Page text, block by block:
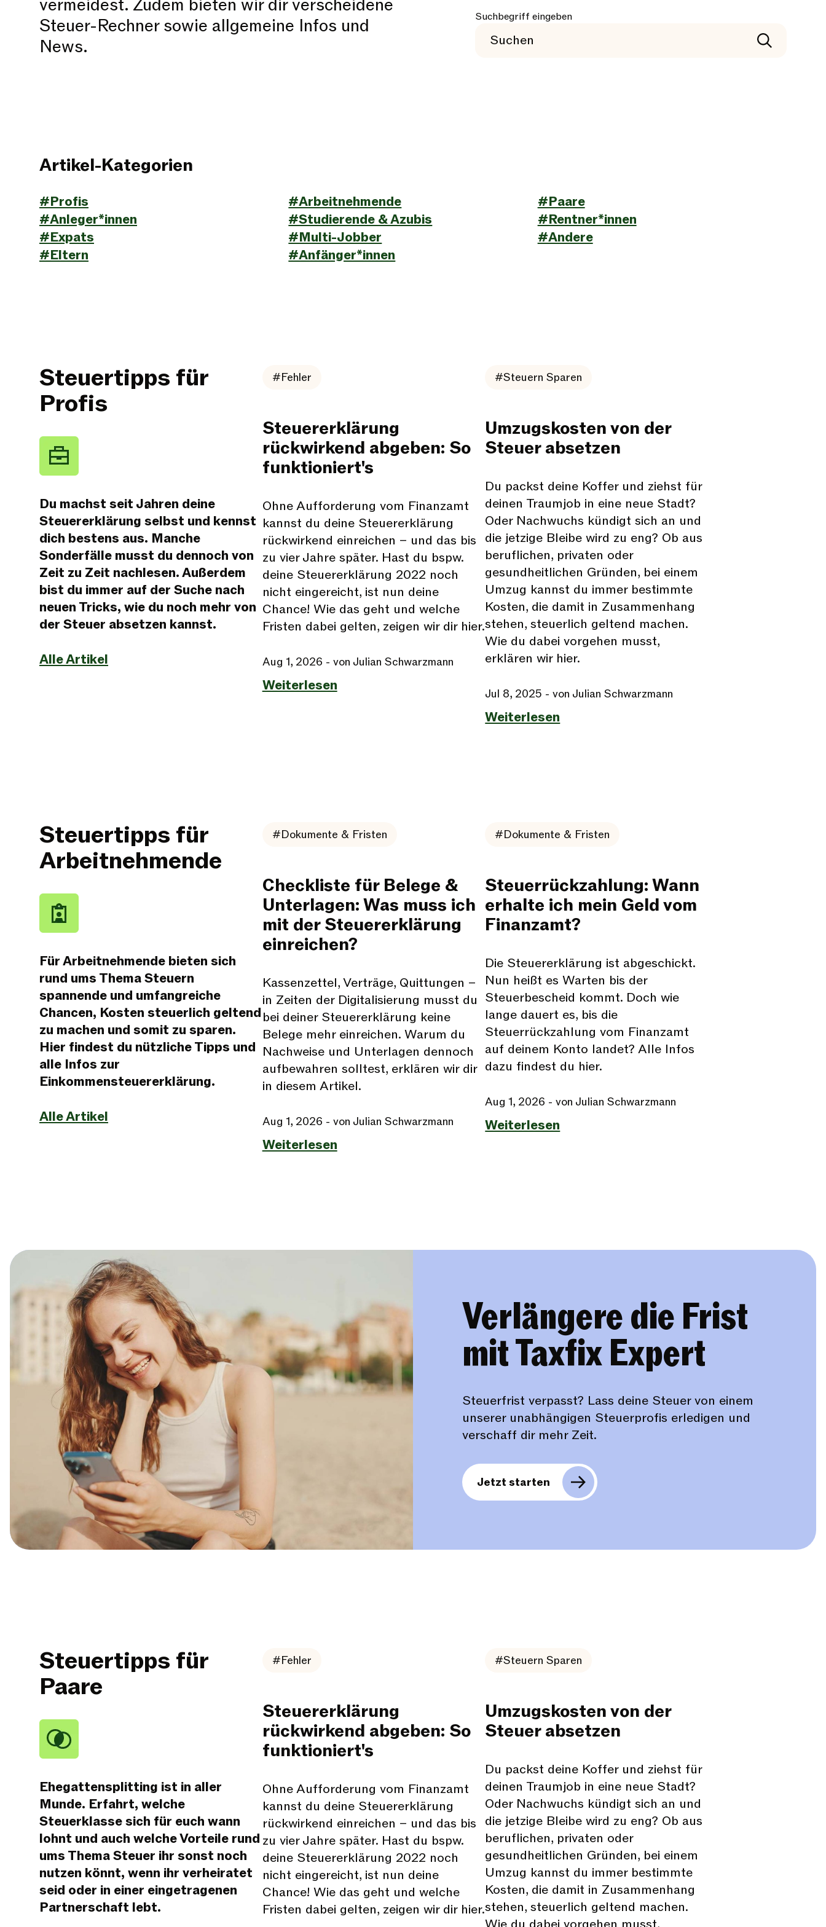
vermeidest. Zudem bieten wir dir verscheidene
Steuer-Rechner sowie allgemeine Infos und
News.
Suchbegriff eingeben
Artikel-Kategorien
#Profis #Arbeitnehmende
#Paare
#Anleger*innen
#Studierende & Azubis
#Rentner*innen
#Expats
#Multi-Jobber
#Andere
#Eltern
#Anfänger*innen
Steuertipps für
Profis
Du machst seit Jahren deine
Steuererklärung selbst und kennst
dich bestens aus. Manche
Sonderfälle musst du dennoch von
Zeit zu Zeit nachlesen. Außerdem
bist du immer auf der Suche nach
neuen Tricks, wie du noch mehr von
der Steuer absetzen kannst.
Alle Artikel
#Fehler
Steuererklärung
rückwirkend abgeben: So
funktioniert's
Ohne Aufforderung vom Finanzamt
kannst du deine Steuererklärung
rückwirkend einreichen – und das bis
zu vier Jahre später. Hast du bspw.
deine Steuererklärung 2022 noch
nicht eingereicht, ist nun deine
Chance! Wie das geht und welche
Fristen dabei gelten, zeigen wir dir hier.
Aug 1, 2026 - von Julian Schwarzmann
Weiterlesen
#Steuern Sparen
Umzugskosten von der
Steuer absetzen
Du packst deine Koffer und ziehst für
deinen Traumjob in eine neue Stadt?
Oder Nachwuchs kündigt sich an und
die jetzige Bleibe wird zu eng? Ob aus
beruflichen, privaten oder
gesundheitlichen Gründen, bei einem
Umzug kannst du immer bestimmte
Kosten, die damit in Zusammenhang
stehen, steuerlich geltend machen.
Wie du dabei vorgehen musst,
erklären wir hier.
Jul 8, 2025 - von Julian Schwarzmann
Weiterlesen
Steuertipps für
Arbeitnehmende
Für Arbeitnehmende bieten sich
rund ums Thema Steuern
spannende und umfangreiche
Chancen, Kosten steuerlich geltend
zu machen und somit zu sparen.
Hier findest du nützliche Tipps und
alle Infos zur
Einkommensteuererklärung.
Alle Artikel
#Dokumente & Fristen
Checkliste für Belege &
Unterlagen: Was muss ich
mit der Steuererklärung
einreichen?
Kassenzettel, Verträge, Quittungen –
in Zeiten der Digitalisierung musst du
bei deiner Steuererklärung keine
Belege mehr einreichen. Warum du
Nachweise und Unterlagen dennoch
aufbewahren solltest, erklären wir dir
in diesem Artikel.
Aug 1, 2026 - von Julian Schwarzmann
Weiterlesen
#Dokumente & Fristen
Steuerrückzahlung: Wann
erhalte ich mein Geld vom
Finanzamt?
Die Steuererklärung ist abgeschickt.
Nun heißt es Warten bis der
Steuerbescheid kommt. Doch wie
lange dauert es, bis die
Steuerrückzahlung vom Finanzamt
auf deinem Konto landet? Alle Infos
dazu findest du hier.
Aug 1, 2026 - von Julian Schwarzmann
Weiterlesen
Verlängere die Frist
mit Taxfix Expert
Steuerfrist verpasst? Lass deine Steuer von einem
unserer unabhängigen Steuerprofis erledigen und
verschaff dir mehr Zeit.
Jetzt starten
Steuertipps für
Paare
Ehegattensplitting ist in aller
Munde. Erfahrt, welche
Steuerklasse sich für euch wann
lohnt und auch welche Vorteile rund
ums Thema Steuer ihr sonst noch
nutzen könnt, wenn ihr verheiratet
seid oder in einer eingetragenen
Partnerschaft lebt.
#Fehler
Steuererklärung
rückwirkend abgeben: So
funktioniert's
Ohne Aufforderung vom Finanzamt
kannst du deine Steuererklärung
rückwirkend einreichen – und das bis
zu vier Jahre später. Hast du bspw.
deine Steuererklärung 2022 noch
nicht eingereicht, ist nun deine
Chance! Wie das geht und welche
Fristen dabei gelten, zeigen wir dir hier.
#Steuern Sparen
Umzugskosten von der
Steuer absetzen
Du packst deine Koffer und ziehst für
deinen Traumjob in eine neue Stadt?
Oder Nachwuchs kündigt sich an und
die jetzige Bleibe wird zu eng? Ob aus
beruflichen, privaten oder
gesundheitlichen Gründen, bei einem
Umzug kannst du immer bestimmte
Kosten, die damit in Zusammenhang
stehen, steuerlich geltend machen.